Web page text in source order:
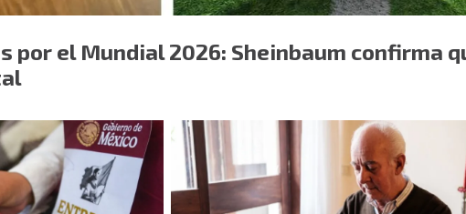
por el Mundial 2026: Sheinbaum confirma